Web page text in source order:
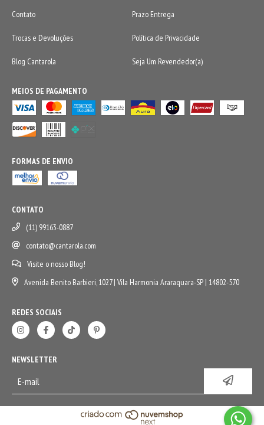
Contato
Prazo Entrega
Trocas e Devoluções Política de Privacidade
Blog Cantarola Seja Um Revendedor(a)
MEIOS DE PAGAMENTO
FORMAS DE ENVIO
CONTATO
(11) 99163-0887
contato@cantarola.com
Visite o nosso Blog!
Avenida Benito Barbieri, 1027 | Vila Harmonia Araraquara-SP | 14802-570
REDES SOCIAIS
NEWSLETTER